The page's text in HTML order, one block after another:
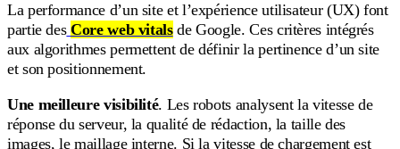
La performance d’un site et l’expérience utilisateur (UX) font
partie des Core web vitalsde Google. Ces critères intégrés
aux algorithmes permettent de définir la pertinence d’un site
et son positionnement.
Une meilleure visibilité. Les robots analysent la vitesse de
réponse du serveur, la qualité de rédaction, la taille des
images, le maillage interne. Si la vitesse de chargement est